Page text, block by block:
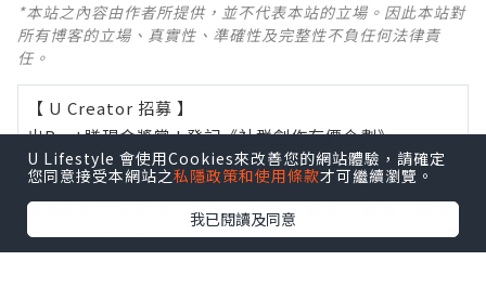
*本站之內容由作者所提供，並不代表本站的立場。因此本站對
所有博客的立場、真實性、準確性及完整性不負任何法律責
任。
【 U Creator 招募 】
出Post賺現金獎賞 l登記《社群創作有價企劃》
【 睇Post + 參加品牌活動 】
瀏覽更多社群打卡丶旅遊丶美食丶親子丶寵物丶扮靚
攻略及活動情報
U Lifestyle 會使用Cookies來改善您的網站體驗，請確定
您同意接受本網站之私隱政策和使用條款才可繼續瀏覽。
我已閱讀及同意